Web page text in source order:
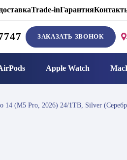
Trade-inГарантия
ЗАКАЗАТЬ ЗВОНОК
Apple Watch
14 (M5 Pro, 2026) 24/1TB, Silver